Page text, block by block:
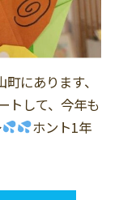
にあります、
トして、今年も
ホント1年